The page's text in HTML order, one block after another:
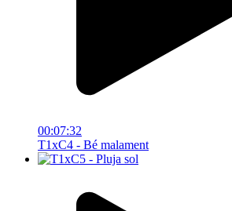
00:07:32
T1xC4 - Bé malament